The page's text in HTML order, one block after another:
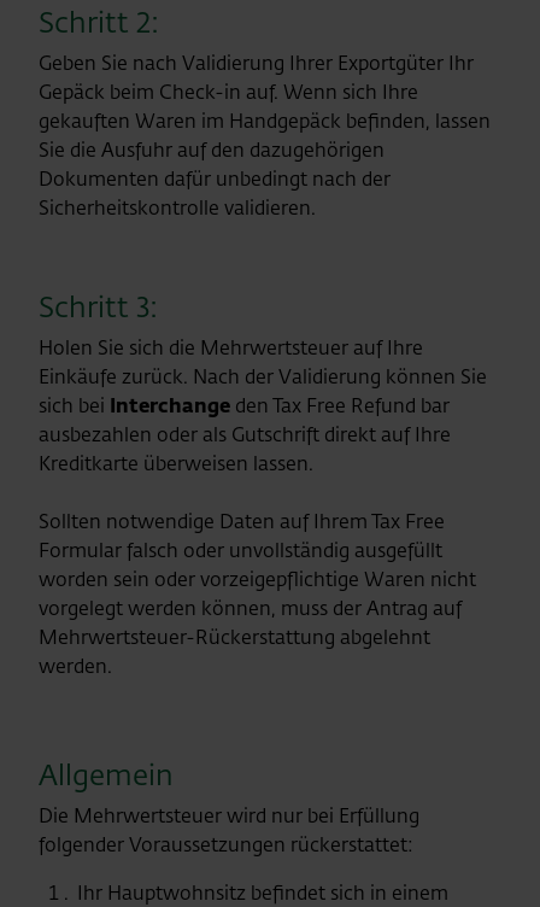
Schritt 2:
Geben Sie nach Validierung Ihrer Exportgüter Ihr
Gepäck beim Check-in auf. Wenn sich Ihre
gekauften Waren im Handgepäck befinden, lassen
Sie die Ausfuhr auf den dazugehörigen
Dokumenten dafür unbedingt nach der
Sicherheitskontrolle validieren.
Schritt 3:
Holen Sie sich die Mehrwertsteuer auf Ihre
Einkäufe zurück. Nach der Validierung können Sie
sich bei Interchange den Tax Free Refund bar
ausbezahlen oder als Gutschrift direkt auf Ihre
Kreditkarte überweisen lassen.
Sollten notwendige Daten auf Ihrem Tax Free
Formular falsch oder unvollständig ausgefüllt
worden sein oder vorzeigepflichtige Waren nicht
vorgelegt werden können, muss der Antrag auf
Mehrwertsteuer-Rückerstattung abgelehnt
werden.
Allgemein
Die Mehrwertsteuer wird nur bei Erfüllung
folgender Voraussetzungen rückerstattet:
Ihr Hauptwohnsitz befindet sich in einem